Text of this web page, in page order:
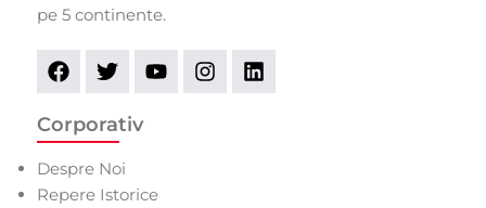
pe 5 continente.
Corporativ
Despre Noi
Repere Istorice